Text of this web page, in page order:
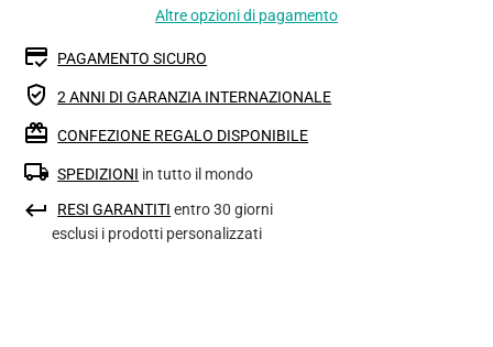
Altre opzioni di pagamento
PAGAMENTO SICURO
2 ANNI DI GARANZIA INTERNAZIONALE
CONFEZIONE REGALO DISPONIBILE
SPEDIZIONI in tutto il mondo
RESI GARANTITI entro 30 giorni
esclusi i prodotti personalizzati